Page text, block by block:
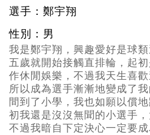
選手：鄭宇翔
性別：男
我是鄭宇翔，興趣愛好是球
五歲就開始接觸直排輪，起
作休閒娛樂，不過我天生喜
所以成為選手漸漸地變成了
間到了小學，我也如願以償
初我還是沒沒無聞的小選手
不過我暗自下定決心一定要